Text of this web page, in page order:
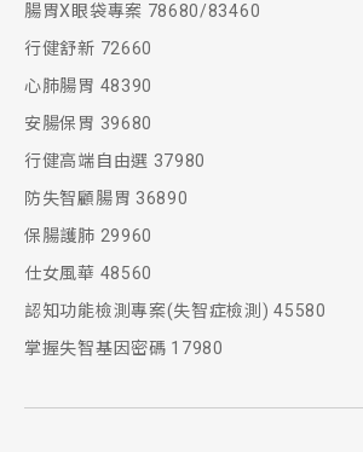
腸胃X眼袋專案 78680/83460
行健舒新 72660
心肺腸胃 48390
安腸保胃 39680
行健高端自由選 37980
防失智顧腸胃 36890
保腸護肺 29960
仕女風華 48560
認知功能檢測專案(失智症檢測) 45580
掌握失智基因密碼 17980